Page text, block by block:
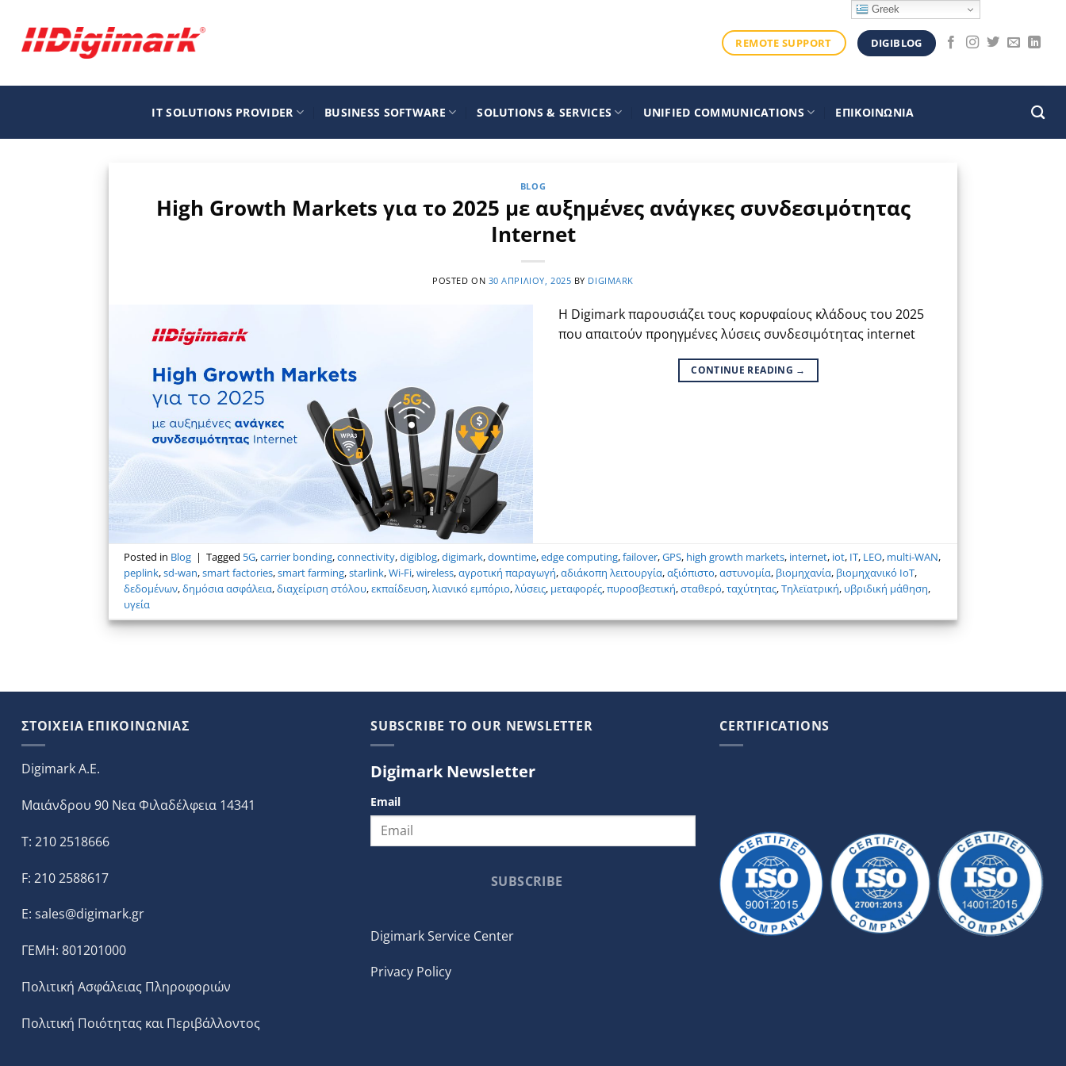
περιεχόμενο
REMOTE SUPPORT DIGIBLOG
IT SOLUTIONS PROVIDER BUSINESS SOFTWARE SOLUTIONS & SERVICES UNIFIED COMMUNICATIONS ΕΠΙΚΟΙΝΩΝΙΑ
BLOG
High Growth Markets για το 2025 με αυξημένες ανάγκες συνδεσιμότητας
Internet
POSTED ON 30 ΑΠΡΙΛΊΟΥ, 2025 BY DIGIMARK
Η Digimark παρουσιάζει τους κορυφαίους κλάδους του 2025
που απαιτούν προηγμένες λύσεις συνδεσιμότητας internet
CONTINUE READING →
Posted in Blog | Tagged 5G,carrier bonding,connectivity,digiblog,digimark,downtime,edge computing,failover,GPS, high growth markets, internet, iot, IT, LEO, multi-WAN,
peplink,sd-wan,smart factories,smart farming,starlink,Wi-Fi,wireless,αγροτική παραγωγή,αδιάκοπη λειτουργία,αξιόπιστο,αστυνομία, βιομηχανία, βιομηχανικό ΙοΤ,
δεδομένων,δημόσια ασφάλεια,διαχείριση στόλου,εκπαίδευση,λιανικό εμπόριο,λύσεις, μεταφορές,πυροσβεστική,σταθερό,ταχύτητας,Τηλεϊατρική, υβριδική μάθηση,
υγεία
ΣΤΟΙΧΕΙΑ ΕΠΙΚΟΙΝΩΝΙΑΣ
Digimark A.E.
Μαιάνδρου 90 Νεα Φιλαδέλφεια 14341
T: 210 2518666
F: 210 2588617
E: sales@digimark.gr
ΓΕΜΗ: 801201000
Πολιτική Ασφάλειας Πληροφοριών
Πολιτική Ποιότητας και Περιβάλλοντος
SUBSCRIBE TO OUR NEWSLETTER
Digimark Newsletter
Email
SUBSCRIBE
Digimark Service Center
Privacy Policy
CERTIFICATIONS
Greek